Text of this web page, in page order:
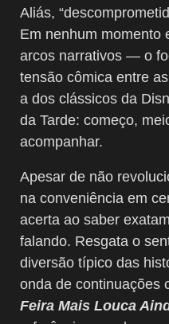
Aliás,
Em nenhum momento
arcos narrativos — o
tensão cômica entre
a dos clássicos da
da Tarde: começo,
acompanhar.
Apesar de não
na conveniência em
acerta ao saber
falando. Resgata o
diversão típico das
onda de continuações
Feira Mais Louca